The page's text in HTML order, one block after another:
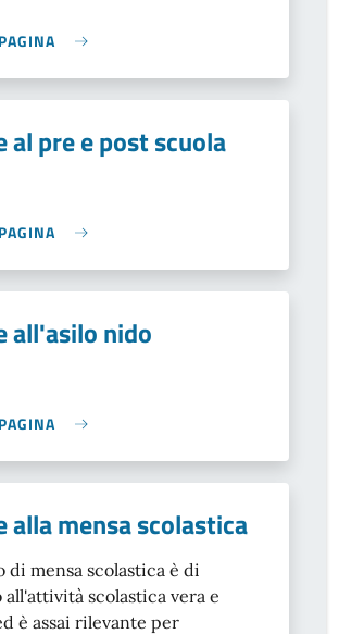
al pre e post scuola
all'asilo nido
alla mensa scolastica
di mensa scolastica è di
scolastica vera e
è assai rilevante per